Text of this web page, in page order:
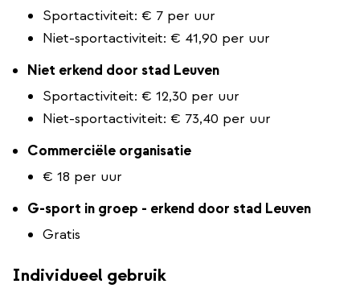
Sportactiviteit: € 7 per uur
Niet-sportactiviteit: € 41,90 per uur
Niet erkend door stad Leuven
Sportactiviteit: € 12,30 per uur
Niet-sportactiviteit: € 73,40 per uur
Commerciële organisatie
€ 18 per uur
​​​​​​G-sport in groep - erkend door stad Leuven
Gratis
Individueel gebruik